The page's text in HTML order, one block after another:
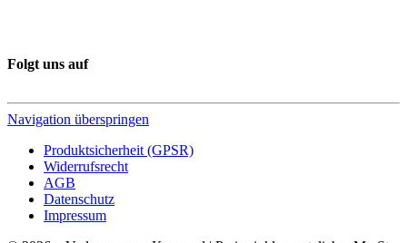
Folgt uns auf
Navigation überspringen
Produktsicherheit (GPSR)
Widerrufsrecht
AGB
Datenschutz
Impressum